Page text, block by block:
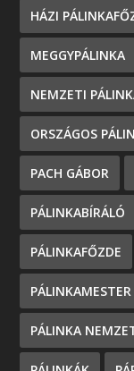
HÁZI
MEGGYPÁLINKA
NEMZETI
ORSZÁGOS
PACH GÁBOR
PÁLINKABÍRÁLÓ
PÁLINKAFŐZDE
PÁLINKAMESTER
PÁLINKA